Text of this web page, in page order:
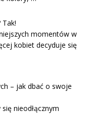
momentów w
kobiet decyduje się
– jak dbać o swoje
nieodłącznym